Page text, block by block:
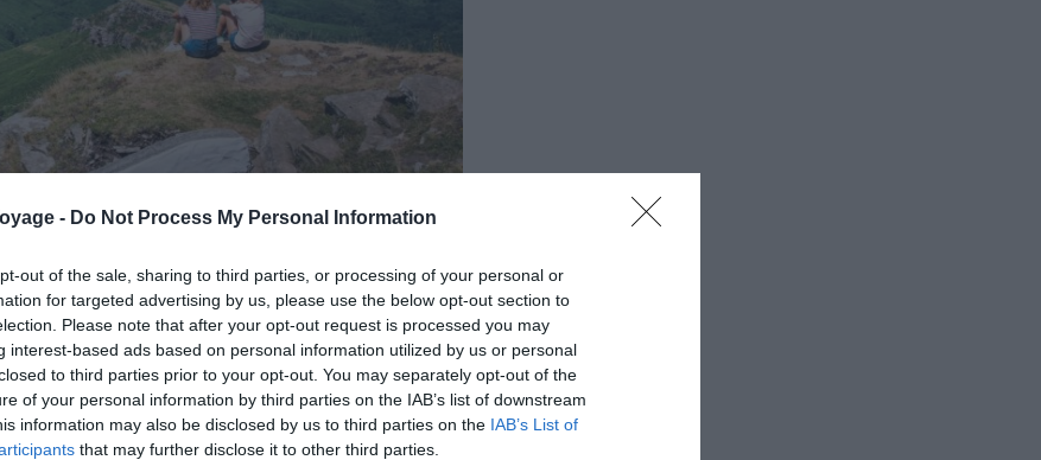
- Do Not Process My Personal Information
out of the sale, sharing to third parties, or processing of your personal or
for targeted advertising by us, please use the below opt-out section to
Please note that after your opt-out request is processed you may
interest-based ads based on personal information utilized by us or personal
to third parties prior to your opt-out. You may separately opt-out of the
of your personal information by third parties on the IAB’s list of downstream
information may also be disclosed by us to third parties on the IAB’s List of
that may further disclose it to other third parties.